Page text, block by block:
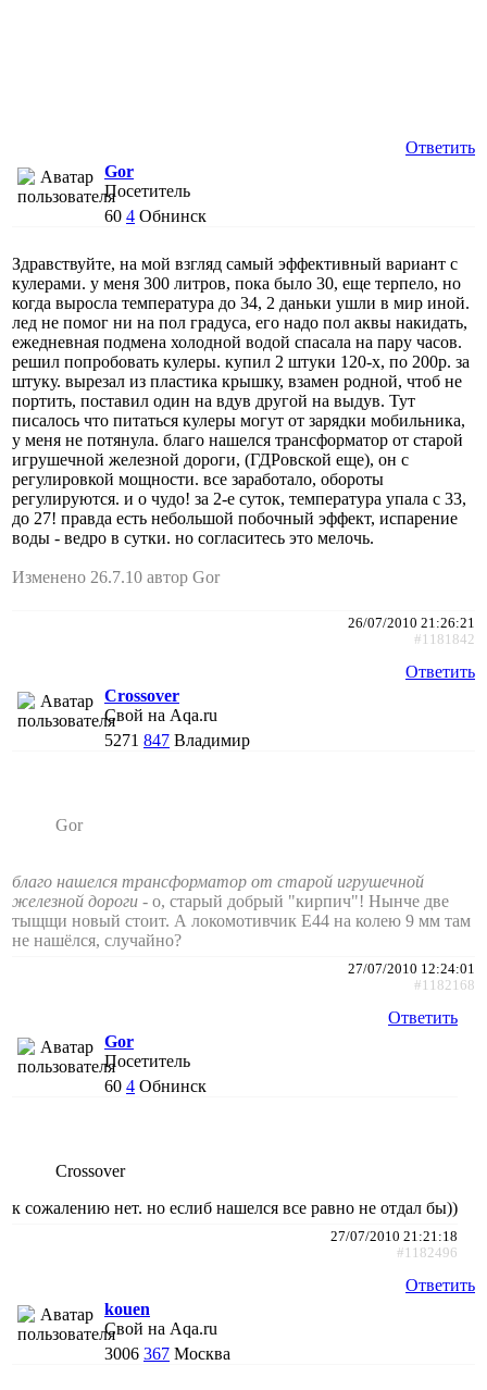
Ответить
Gor
Посетитель
60 4 Обнинск
Здравствуйте, на мой взгляд самый эффективный вариант с
кулерами. у меня 300 литров, пока было 30, еще терпело, но
когда выросла температура до 34, 2 даньки ушли в мир иной.
лед не помог ни на пол градуса, его надо пол аквы накидать,
ежедневная подмена холодной водой спасала на пару часов.
решил попробовать кулеры. купил 2 штуки 120-х, по 200р. за
штуку. вырезал из пластика крышку, взамен родной, чтоб не
портить, поставил один на вдув другой на выдув. Тут
писалось что питаться кулеры могут от зарядки мобильника,
у меня не потянула. благо нашелся трансформатор от старой
игрушечной железной дороги, (ГДРовской еще), он с
регулировкой мощности. все заработало, обороты
регулируются. и о чудо! за 2-е суток, температура упала с 33,
до 27! правда есть небольшой побочный эффект, испарение
воды - ведро в сутки. но согласитесь это мелочь.
Изменено 26.7.10 автор Gor
26/07/2010 21:26:21
#1181842
Ответить
Crossover
Свой на Aqa.ru
5271 847 Владимир
Gor
благо нашелся трансформатор от старой игрушечной
железной дороги - о, старый добрый "кирпич"! Нынче две
тыщщи новый стоит. А локомотивчик E44 на колею 9 мм там
не нашёлся, случайно?
27/07/2010 12:24:01
#1182168
Ответить
Gor
Посетитель
60 4 Обнинск
Crossover
к сожалению нет. но еслиб нашелся все равно не отдал бы))
27/07/2010 21:21:18
#1182496
Ответить
kouen
Свой на Aqa.ru
3006 367 Москва